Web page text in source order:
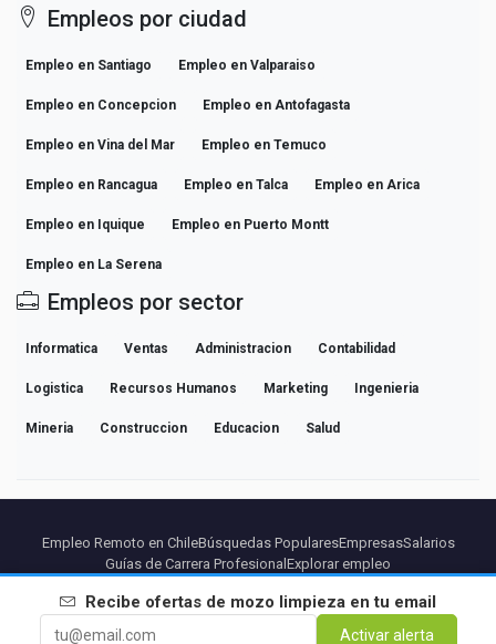
Empleos por ciudad
Empleo en Santiago Empleo en Valparaiso
Empleo en Concepcion Empleo en Antofagasta
Empleo en Vina del Mar Empleo en Temuco
Empleo en Rancagua Empleo en Talca Empleo en Arica
Empleo en Iquique Empleo en Puerto Montt
Empleo en La Serena
Empleos por sector
Informatica Ventas Administracion Contabilidad
Logistica Recursos Humanos Marketing Ingenieria
Mineria Construccion Educacion Salud
Recibe ofertas de mozo limpieza en tu email
Activar alerta
Empleo Remoto en ChileBúsquedas PopularesEmpresasSalarios
Guías de Carrera Profesional Explorar empleo
PartnersAviso legalPrivacidadTerminosCondiciones Premium
Cancelar Premium
Contacto